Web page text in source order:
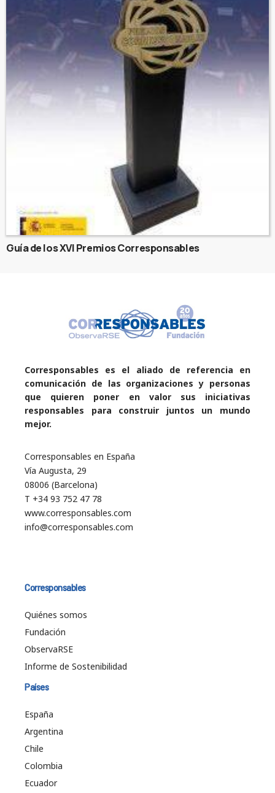
Guía de los XVI Premios Corresponsables
Corresponsables es el aliado de referencia en
comunicación de las organizaciones y personas
que quieren poner en valor sus iniciativas
responsables para construir juntos un mundo
mejor.
Corresponsables en España
Vía Augusta, 29
08006 (Barcelona)
T +34 93 752 47 78
www.corresponsables.com
info@corresponsables.com
Corresponsables
Quiénes somos
Fundación
ObservaRSE
Informe de Sostenibilidad
Países
España
Argentina
Chile
Colombia
Ecuador